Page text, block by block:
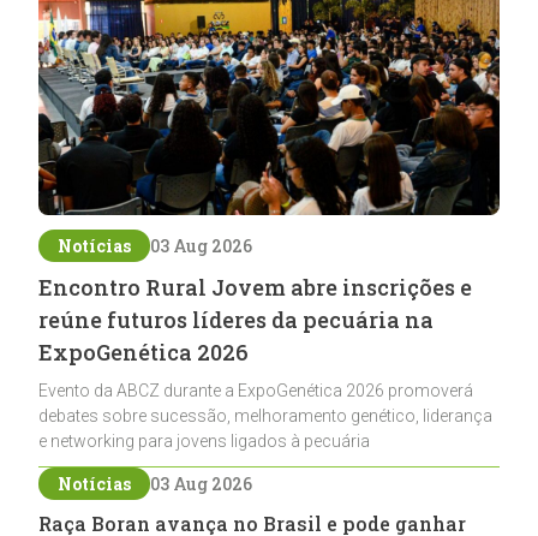
Notícias 03 Aug 2026
Encontro Rural Jovem abre inscrições e
reúne futuros líderes da pecuária na
ExpoGenética 2026
Evento da ABCZ durante a ExpoGenética 2026 promoverá
debates sobre sucessão, melhoramento genético, liderança
e networking para jovens ligados à pecuária
Notícias 03 Aug 2026
Raça Boran avança no Brasil e pode ganhar